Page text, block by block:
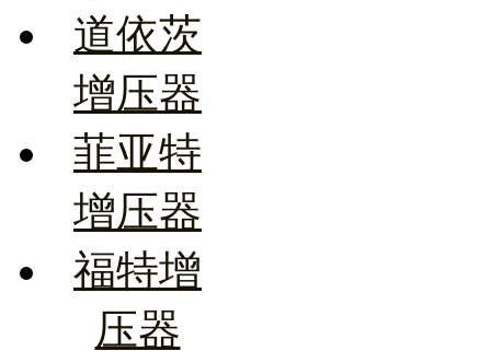
道依茨
增压器
菲亚特
增压器
福特增
压器